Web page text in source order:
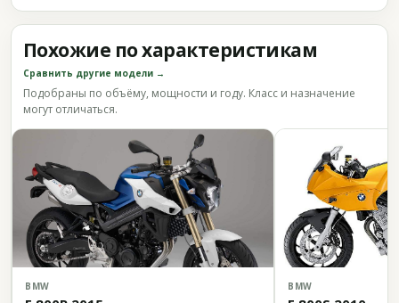
Похожие по характеристикам
Сравнить другие модели →
Подобраны по объёму, мощности и году. Класс и назначение
могут отличаться.
BMW BMW